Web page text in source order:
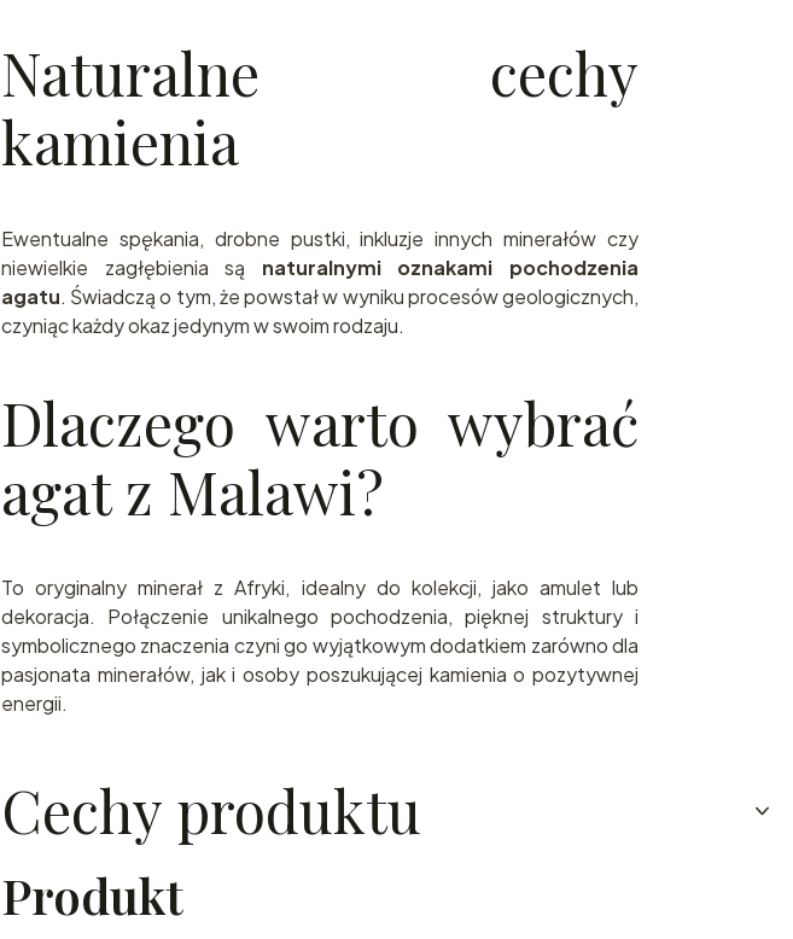
Naturalne cechy
kamienia
Ewentualne spękania, drobne pustki, inkluzje innych minerałów czy
niewielkie zagłębienia są naturalnymi oznakami pochodzenia
agatu. Świadczą o tym, że powstał w wyniku procesów geologicznych,
czyniąc każdy okaz jedynym w swoim rodzaju.
Dlaczego warto wybrać
agat z Malawi?
To oryginalny minerał z Afryki, idealny do kolekcji, jako amulet lub
dekoracja. Połączenie unikalnego pochodzenia, pięknej struktury i
symbolicznego znaczenia czyni go wyjątkowym dodatkiem zarówno dla
pasjonata minerałów, jak i osoby poszukującej kamienia o pozytywnej
energii.
Cechy produktu
Produkt